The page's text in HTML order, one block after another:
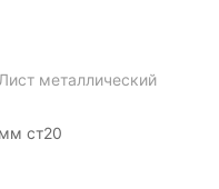
Лист металлический
ст20